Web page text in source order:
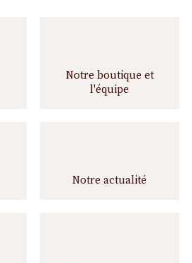
Notre boutique et
l'équipe
Notre actualité